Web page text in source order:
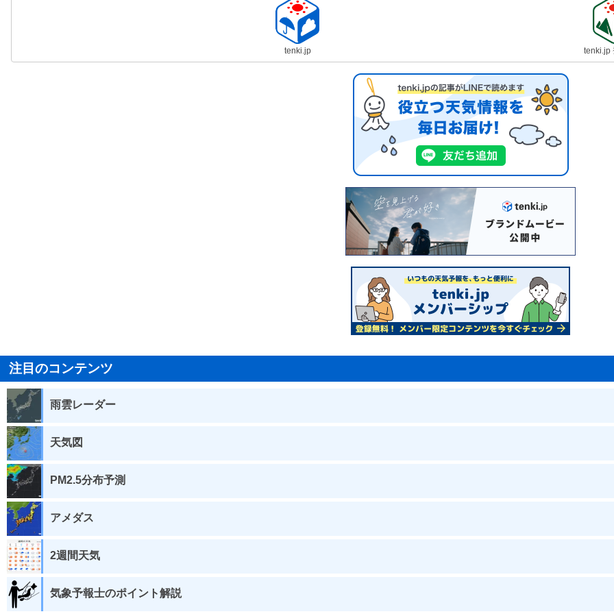
tenki.jp tenki.jp
注目のコンテンツ
雨雲レーダー
天気図
PM2.5分布予測
アメダス
2週間天気
気象予報士のポイント解説